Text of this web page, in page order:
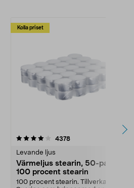
Kolla priset
4378recensioner
Levande ljus
Värmeljus stearin, 50-pack,
100 procent stearin
100 procent stearin. Tillverkade i
4.5av 5 stjärnor